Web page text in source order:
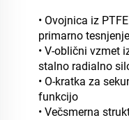
• Ovojnica iz
primarno
• V-oblični vzmet
stalno radialno
• O-kratka za
funkcijo
• Večsmerna